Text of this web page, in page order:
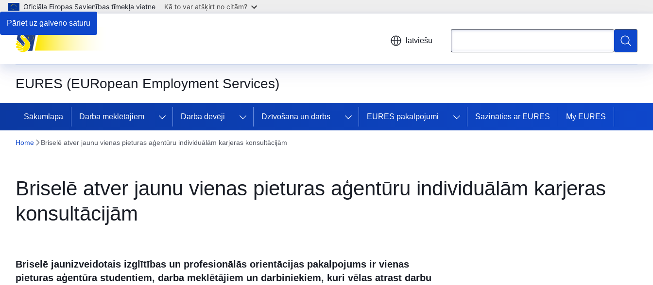
Pāriet uz galveno saturu
Oficiāla Eiropas Savienības tīmekļa vietne Kā to var atšķirt no citām?
latviešu
Meklēt
EURES (EURopean Employment Services)
Sākumlapa Darba meklētājiem Darba devēji Dzīvošana un darbs EURES pakalpojumi Sazināties ar EURES My EURES
Home Briselē atver jaunu vienas pieturas aģentūru individuālām karjeras konsultācijām
Briselē atver jaunu vienas pieturas aģentūru individuālām karjeras
konsultācijām
Briselē jaunizveidotais izglītības un profesionālās orientācijas pakalpojums ir vienas
pieturas aģentūra studentiem, darba meklētājiem un darbiniekiem, kuri vēlas atrast darbu